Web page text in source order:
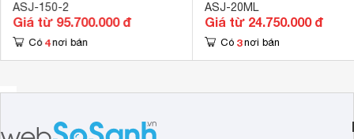
ASJ-150-2
Giá từ 95.700.000 đ
Có 4 nơi bán
ASJ-20ML
Giá từ 24.750.000 đ
Có 3 nơi bán